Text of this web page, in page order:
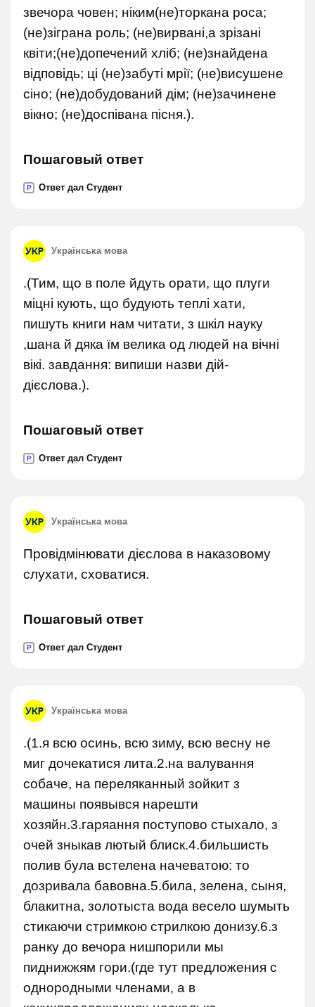
звечора човен; ніким(не)торкана роса;
(не)зіграна роль; (не)вирвані,а зрізані
квіти;(не)допечений хліб; (не)знайдена
відповідь; ці (не)забуті мрії; (не)висушене
сіно; (не)добудований дім; (не)зачинене
вікно; (не)доспівана пісня.).
Пошаговый ответ
P Ответ дал Студент
Українська мова
.(Тим, що в поле йдуть орати, що плуги
міцні кують, що будують теплі хати,
пишуть книги нам читати, з шкіл науку
,шана й дяка їм велика од людей на вічні
вікі. завдання: випиши назви дій-
дієслова.).
Пошаговый ответ
P Ответ дал Студент
Українська мова
Провідмінювати дієслова в наказовому
слухати, сховатися.
Пошаговый ответ
P Ответ дал Студент
Українська мова
.(1.я всю осинь, всю зиму, всю весну не
миг дочекатися лита.2.на валування
собаче, на переляканный зойкит з
машины появывся нарешти
хозяйн.3.гаряання поступово стыхало, з
очей зныкав лютый блиск.4.бильшисть
полив була встелена начеватою: то
дозривала бавовна.5.била, зелена, сыня,
блакитна, золотыста вода весело шумыть
стикаючи стримкою стрилкою донизу.6.з
ранку до вечора нишпорили мы
пиднижжям гори.(где тут предложения с
однородными членами, а в